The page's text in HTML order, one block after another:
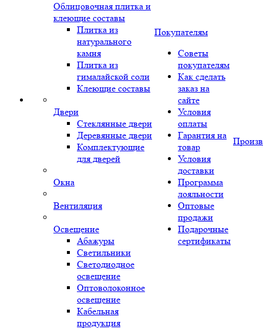
Облицовочная плитка и
клеющие составы
Плитка из
натурального
камня
Плитка из
гималайской соли
Клеющие составы
Двери
Стеклянные двери
Деревянные двери
Комплектующие
для дверей
Окна
Вентиляция
Освещение
Абажуры
Светильники
Светодиодное
освещение
Оптоволоконное
освещение
Кабельная
продукция
Покупателям
Советы
покупателям
Как сделать
заказ на
сайте
Условия
оплаты
Гарантия на
товар
Условия
доставки
Программа
лояльности
Оптовые
продажи
Подарочные
сертификаты